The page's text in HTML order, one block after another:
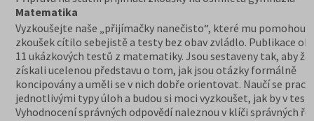
Matematika
Vyzkoušejte naše „přijímačky nanečisto“, které mu pomohou,
zkoušek cítilo sebejistě a testy bez obav zvládlo. Publikace
11 ukázkových testů z matematiky. Jsou sestaveny tak, aby
získali ucelenou představu o tom, jak jsou otázky formálně
koncipovány a uměli se v nich dobře orientovat. Naučí se
jednotlivými typy úloh a budou si moci vyzkoušet, jak by v
Vyhodnocení správných odpovědí naleznou v klíči správných